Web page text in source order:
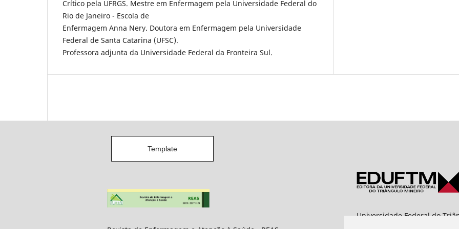
Crítico pela UFRGS. Mestre em Enfermagem pela Universidade Federal do
Rio de Janeiro - Escola de
Enfermagem Anna Nery. Doutora em Enfermagem pela Universidade
Federal de Santa Catarina (UFSC).
Professora adjunta da Universidade Federal da Fronteira Sul.
Template
Universidade Federal do